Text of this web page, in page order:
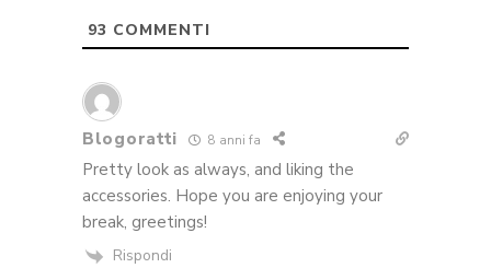
93 COMMENTI
Blogoratti 8 anni fa
Pretty look as always, and liking the
accessories. Hope you are enjoying your
break, greetings!
Rispondi